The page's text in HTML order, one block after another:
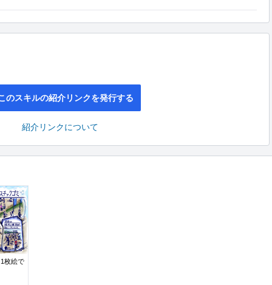
のスキルの紹介リンクを発行する
紹介リンクについて
枚絵で